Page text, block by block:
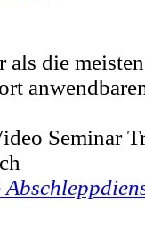
als die
Seminar